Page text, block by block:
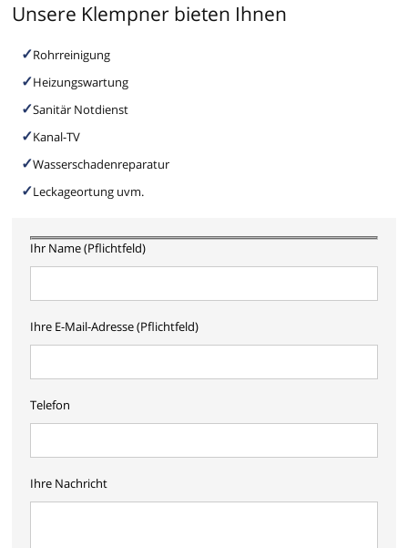
Unsere Klempner bieten Ihnen
Rohrreinigung
Heizungswartung
Sanitär Notdienst
Kanal-TV
Wasserschadenreparatur
Leckageortung uvm.
Ihr Name (Pflichtfeld)
Ihre E-Mail-Adresse (Pflichtfeld)
Telefon
Ihre Nachricht